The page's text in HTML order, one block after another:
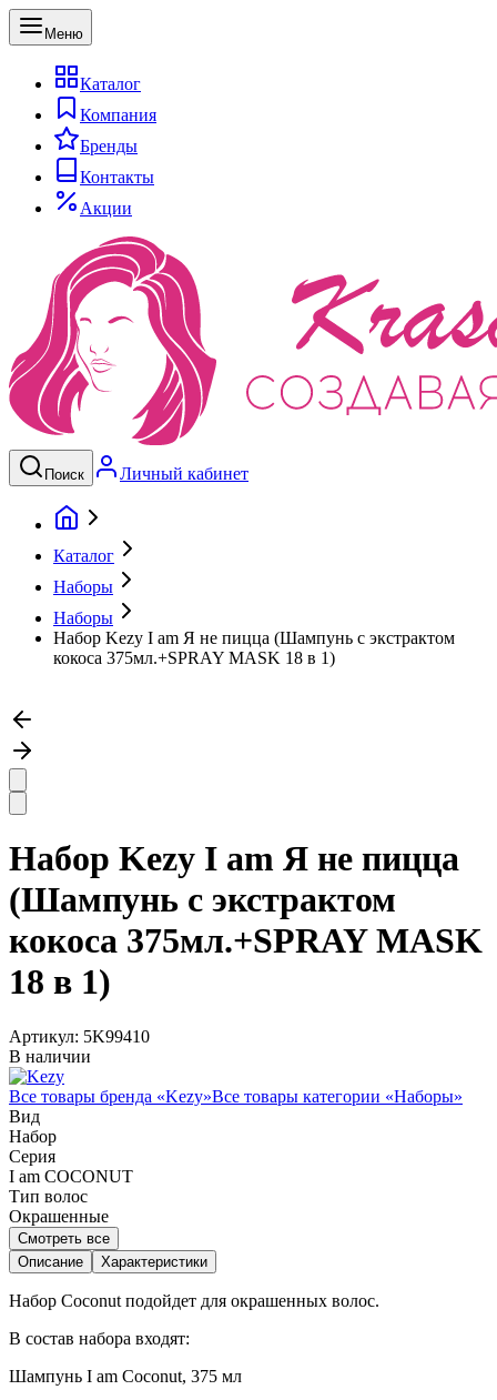
Меню
Каталог
Компания
Бренды
Контакты
Акции
Поиск Личный кабинет
Каталог
Наборы
Наборы
Набор Kezy I am Я не пицца (Шампунь с экстрактом
кокоса 375мл.+SPRAY MASK 18 в 1)
Набор Kezy I am Я не пицца
(Шампунь с экстрактом
кокоса 375мл.+SPRAY MASK
18 в 1)
Артикул: 5K99410
В наличии
Все товары бренда «Kezy»Все товары категории «Наборы»
Вид
Набор
Серия
I am COCONUT
Тип волос
Окрашенные
Смотреть все
Описание
Характеристики
Набор Coconut подойдет для окрашенных волос.
В состав набора входят:
Шампунь I am Coconut, 375 мл